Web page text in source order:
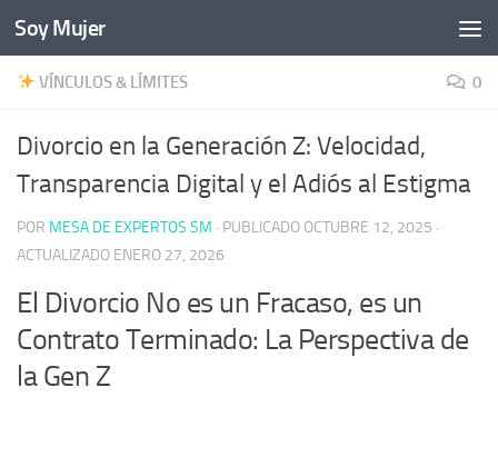
Bajo el contenido
Soy Mujer
VÍNCULOS & LÍMITES 0
Divorcio en la Generación Z: Velocidad,
Transparencia Digital y el Adiós al Estigma
POR MESA DE EXPERTOS SM · PUBLICADO OCTUBRE 12, 2025 ·
ACTUALIZADO ENERO 27, 2026
El Divorcio No es un Fracaso, es un
Contrato Terminado: La Perspectiva de
la Gen Z